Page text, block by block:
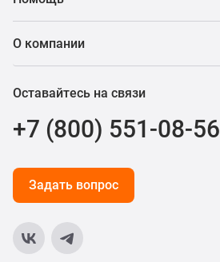
О компании
Оставайтесь на связи
+7 (800) 551-08-56
Задать вопрос